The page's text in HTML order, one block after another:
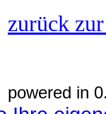
zurück
powered in